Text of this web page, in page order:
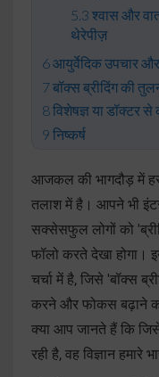
श्वास और
थेरेपीज़
आयुर्वेदिक उपचार
बॉक्स ब्रीदिंग की
विशेषज्ञ या डॉक्टर
निष्कर्ष
आजकल की भागदौड़ में
तलाश में है। आपने भी
सक्सेसफुल लोगों को
फॉलो करते देखा होगा।
चर्चा में है, जिसे 'बॉक्स
करने और फोकस बढ़ाने
क्या आप जानते हैं कि
रही है, वह विज्ञान